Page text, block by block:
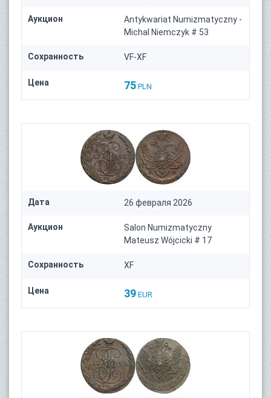
Аукцион
Antykwariat Numizmatyczny -
Michal Niemczyk # 53
Сохранность VF-XF
Цена 75 PLN
Дата 26 февраля 2026
Аукцион
Salon Numizmatyczny
Mateusz Wójcicki # 17
Сохранность XF
Цена 39 EUR